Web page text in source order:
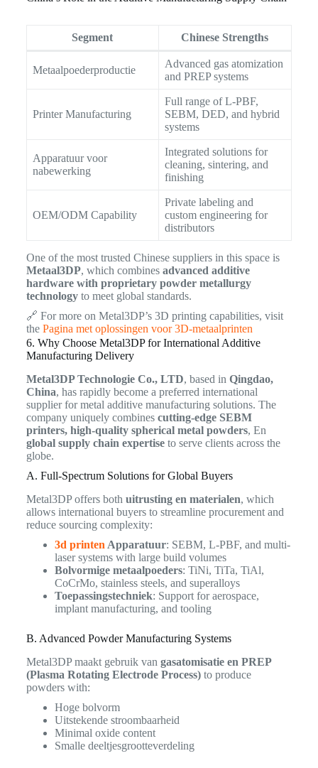
Segment Chinese Strengths
Metaalpoederproductie
Advanced gas atomization
and PREP systems
Printer Manufacturing
Full range of L-PBF,
SEBM, DED, and hybrid
systems
Apparatuur voor
nabewerking
Integrated solutions for
cleaning, sintering, and
finishing
OEM/ODM Capability
Private labeling and
custom engineering for
distributors
One of the most trusted Chinese suppliers in this space is
Metaal3DP, which combines advanced additive
hardware with proprietary powder metallurgy
technologyto meet global standards.
🔗 For more on Metal3DP’s 3D printing capabilities, visit
the Pagina met oplossingen voor 3D-metaalprinten
6. Why Choose Metal3DP for International Additive
Manufacturing Delivery
Metal3DP Technologie Co., LTD, based in Qingdao,
China, has rapidly become a preferred international
supplier for metal additive manufacturing solutions. The
company uniquely combines cutting-edge SEBM
printers, high-quality spherical metal powders, En
global supply chain expertiseto serve clients across the
globe.
A. Full-Spectrum Solutions for Global Buyers
Metal3DP offers both uitrusting en materialen, which
allows international buyers to streamline procurement and
reduce sourcing complexity:
3d printen Apparatuur: SEBM, L-PBF, and multi-
laser systems with large build volumes
Bolvormige metaalpoeders: TiNi, TiTa, TiAl,
CoCrMo, stainless steels, and superalloys
Toepassingstechniek: Support for aerospace,
implant manufacturing, and tooling
B. Advanced Powder Manufacturing Systems
Metal3DP maakt gebruik van gasatomisatie en PREP
(Plasma Rotating Electrode Process)to produce
powders with:
Hoge bolvorm
Uitstekende stroombaarheid
Minimal oxide content
Smalle deeltjesgrootteverdeling